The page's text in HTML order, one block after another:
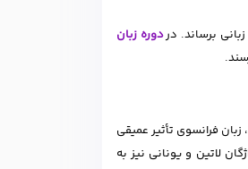
برساند. دردوره زبان
یکی از جذاب‌ترین جنبه‌های زبان انگلیسی، تحول مداوم آن در طول تاریخ است. با حمله نورمن‌ها به انگلستان در سال 1066، زبان فرانسوی تأثیر عمیقی
لاتین و یونانی نیز به